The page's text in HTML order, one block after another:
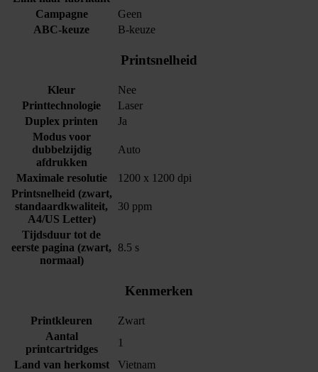
Campagne
Geen
ABC-keuze
B-keuze
Printsnelheid
Kleur
Nee
Printtechnologie
Laser
Duplex printen
Ja
Modus voor
dubbelzijdig
afdrukken
Auto
Maximale resolutie
1200 x 1200 dpi
Printsnelheid (zwart,
standaardkwaliteit,
A4/US Letter)
30 ppm
Tijdsduur tot de
eerste pagina (zwart,
normaal)
8.5 s
Kenmerken
Printkleuren
Zwart
Aantal
printcartridges
1
Land van herkomst
Vietnam